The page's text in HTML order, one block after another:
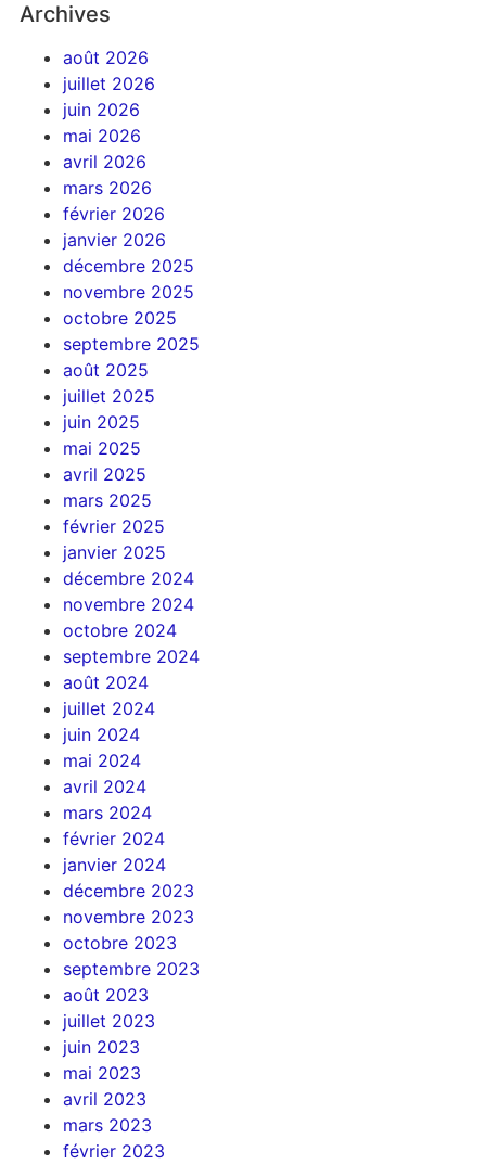
Archives
août 2026
juillet 2026
juin 2026
mai 2026
avril 2026
mars 2026
février 2026
janvier 2026
décembre 2025
novembre 2025
octobre 2025
septembre 2025
août 2025
juillet 2025
juin 2025
mai 2025
avril 2025
mars 2025
février 2025
janvier 2025
décembre 2024
novembre 2024
octobre 2024
septembre 2024
août 2024
juillet 2024
juin 2024
mai 2024
avril 2024
mars 2024
février 2024
janvier 2024
décembre 2023
novembre 2023
octobre 2023
septembre 2023
août 2023
juillet 2023
juin 2023
mai 2023
avril 2023
mars 2023
février 2023